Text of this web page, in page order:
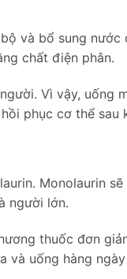
và bổ sung
chất điện phân.
Vì vậy, uống
phục cơ thể sau
Monolaurin
người lớn.
thuốc đơn
uống hàng